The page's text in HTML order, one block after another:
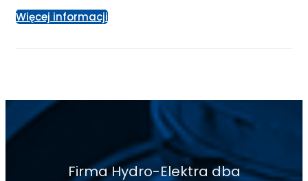
Więcej informacji
Firma Hydro-Elektra dba